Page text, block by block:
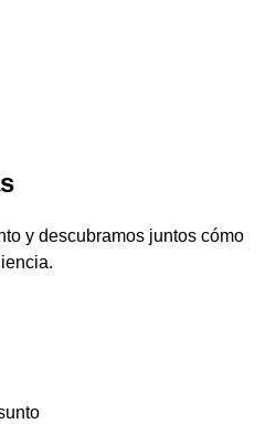
y descubramos juntos cómo